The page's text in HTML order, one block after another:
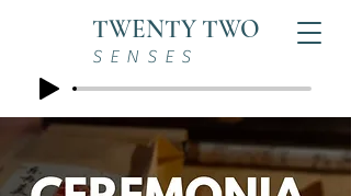
TWENTY TWO
SENSES